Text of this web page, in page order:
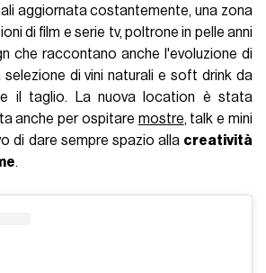
aggiornata costantemente, una zona
di film e serie tv, poltrone in pelle anni
che raccontano anche l'evoluzione di
selezione di vini naturali e soft drink da
il taglio. La nuova location è stata
anche per ospitare mostre, talk e mini
di dare sempre spazio alla creatività
.